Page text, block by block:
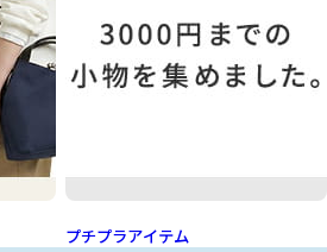
プチプラアイテム